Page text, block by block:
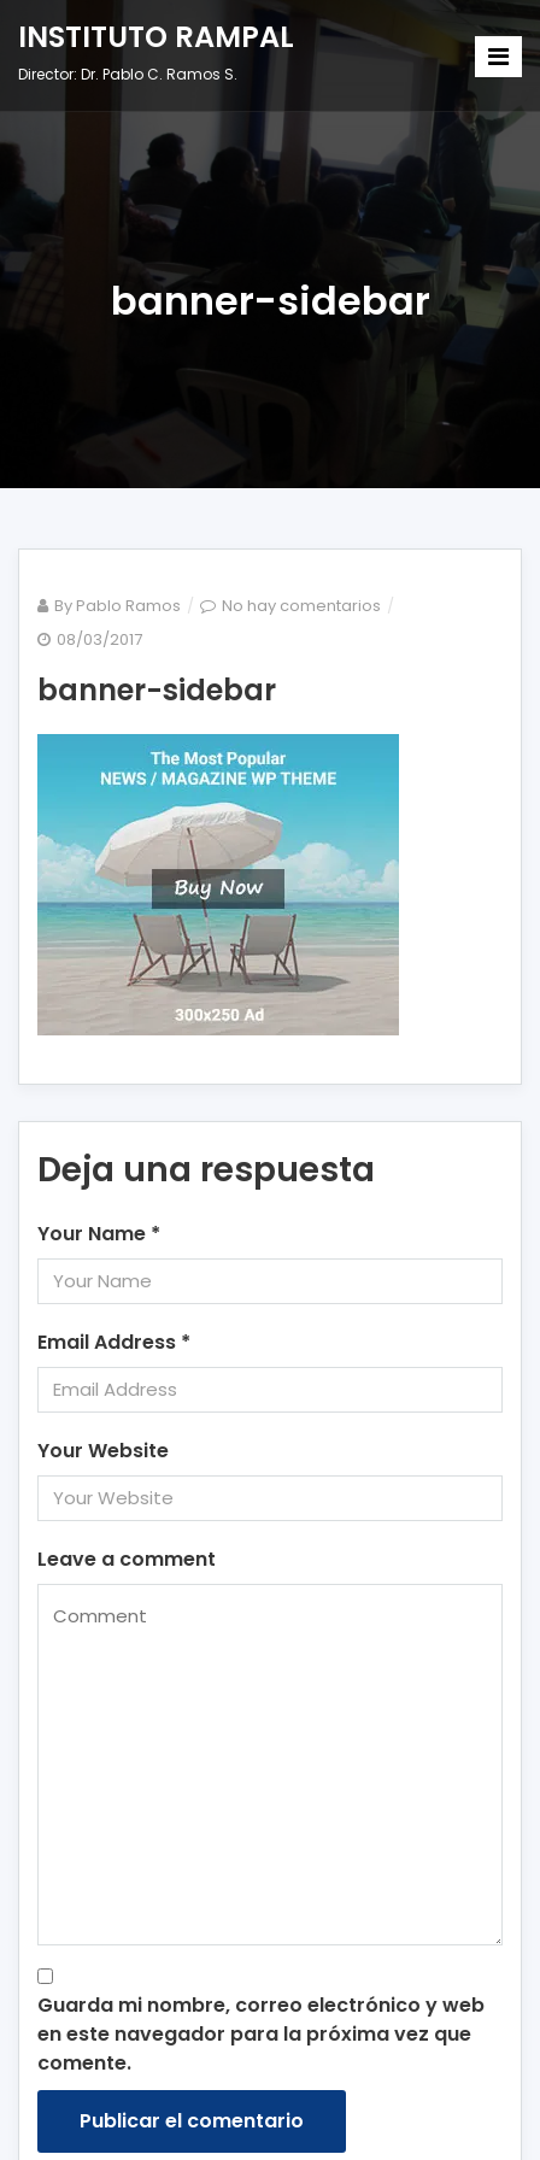
INSTITUTO RAMPAL
Director: Dr. Pablo C. Ramos S.
banner-sidebar
By Pablo Ramos No hay comentarios en
08/03/2017
banner-sidebar
Deja una respuesta
Your Name *
Email Address *
Your Website
Leave a comment
Guarda mi nombre, correo electrónico y web
en este navegador para la próxima vez que
comente.